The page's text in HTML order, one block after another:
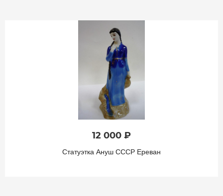
12 000 ₽
Статуэтка Ануш СССР Ереван